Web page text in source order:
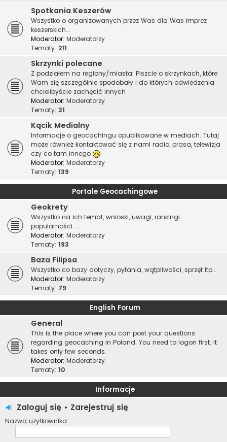
Spotkania Keszerów
Wszystko o organizowanych przez Was dla Was imprez
keszerskich...
Moderator: Moderatorzy
Tematy: 211
Skrzynki polecane
Z podziałem na regiony/miasta. Piszcie o skrzynkach, które
Wam się szczególnie spodobały i do których odwiedzenia
chcielibyście zachęcić innych
Moderator: Moderatorzy
Tematy: 31
Kącik Medialny
Informacje o geocachingu opublikowane w mediach. Tutaj
może również kontaktować się z nami radio, prasa, telewizja
czy co tam innego
Moderator: Moderatorzy
Tematy: 139
Portale Geocachingowe
Geokrety
Wszystko na ich temat, wnioski, uwagi, rankingi
popularności ...
Moderator: Moderatorzy
Tematy: 193
Baza Filipsa
Wszystko co bazy dotyczy, pytania, wątpliwości, sprzęt itp...
Moderator: Moderatorzy
Tematy: 79
English Forum
General
This is the place where you can post your questions
regarding geocaching in Poland. You need to logon first. It
takes only few seconds.
Moderator: Moderatorzy
Tematy: 10
Informacje
Zaloguj się • Zarejestruj się
Nazwa użytkownika: